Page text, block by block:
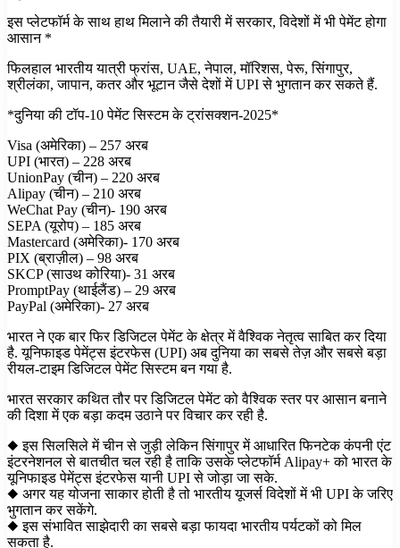
इस प्लेटफॉर्म के साथ हाथ मिलाने की तैयारी में सरकार, विदेशों में भी पेमेंट होगा
आसान *
फिलहाल भारतीय यात्री फ्रांस, UAE, नेपाल, मॉरिशस, पेरू, सिंगापुर,
श्रीलंका, जापान, कतर और भूटान जैसे देशों में UPI से भुगतान कर सकते हैं.
*दुनिया की टॉप-10 पेमेंट सिस्टम के ट्रांसक्शन-2025*
Visa (अमेरिका) – 257 अरब
UPI (भारत) – 228 अरब
UnionPay (चीन) – 220 अरब
Alipay (चीन) – 210 अरब
WeChat Pay (चीन)- 190 अरब
SEPA (यूरोप) – 185 अरब
Mastercard (अमेरिका)- 170 अरब
PIX (ब्राज़ील) – 98 अरब
SKCP (साउथ कोरिया)- 31 अरब
PromptPay (थाईलैंड) – 29 अरब
PayPal (अमेरिका)- 27 अरब
भारत ने एक बार फिर डिजिटल पेमेंट के क्षेत्र में वैश्विक नेतृत्व साबित कर दिया
है. यूनिफाइड पेमेंट्स इंटरफेस (UPI) अब दुनिया का सबसे तेज़ और सबसे बड़ा
रीयल-टाइम डिजिटल पेमेंट सिस्टम बन गया है.
भारत सरकार कथित तौर पर डिजिटल पेमेंट को वैश्विक स्तर पर आसान बनाने
की दिशा में एक बड़ा कदम उठाने पर विचार कर रही है.
◆ इस सिलसिले में चीन से जुड़ी लेकिन सिंगापुर में आधारित फिनटेक कंपनी एंट
इंटरनेशनल से बातचीत चल रही है ताकि उसके प्लेटफॉर्म Alipay+ को भारत के
यूनिफाइड पेमेंट्स इंटरफेस यानी UPI से जोड़ा जा सके.
◆ अगर यह योजना साकार होती है तो भारतीय यूजर्स विदेशों में भी UPI के जरिए
भुगतान कर सकेंगे.
◆ इस संभावित साझेदारी का सबसे बड़ा फायदा भारतीय पर्यटकों को मिल
सकता है.